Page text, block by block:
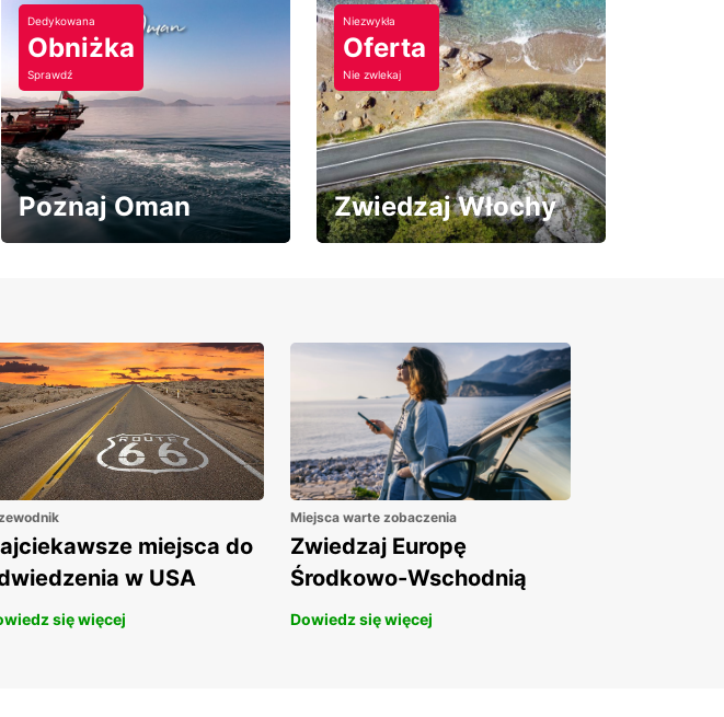
Dedykowana
Obniżka
Sprawdź
Poznaj Oman
Niezwykła
Oferta
Nie zwlekaj
Zwiedzaj Włochy
miejsca do
w USA
się więcej
Miejsca warte zobaczenia
Zwiedzaj Europę
Środkowo-Wschodnią
Dowiedz się więcej